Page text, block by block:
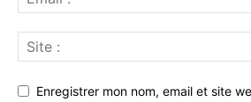
Enregistrer mon nom, email et site